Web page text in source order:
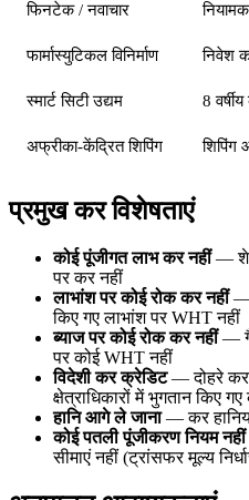
फिनटेक / नवाचार
फार्मास्युटिकल विनिर्माण निवेश
स्मार्ट सिटी उद्यम 8
अफ्रीका-केंद्रित शिपिंग शिपिंग
प्रमुख कर विशेषताएं
कोई पूंजीगत लाभ कर नहीं—
पर कर नहीं
लाभांश पर कोई रोक कर नहीं—
किए गए लाभांश पर WHT नहीं
ब्याज पर कोई रोक कर नहीं—
पर कोई WHT नहीं
विदेशी कर क्रेडिट— दोहरे
क्षेत्राधिकारों में भुगतान किए
हानि आगे ले जाना— कर
कोई पतली पूंजीकरण नियम नहीं
सीमाएं नहीं (ट्रांसफर मूल्य